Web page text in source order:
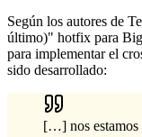
Según los autores de
último)" hotfix para
para implementar el
sido desarrollado:
[…] nos estamos